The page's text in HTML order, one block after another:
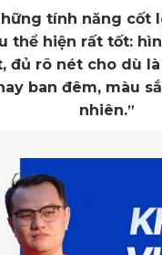
từng mm, có các
bảo không bị xê dịch
bảo vệ sàn xe toàn
thoải mái và an toàn
là dạng lục lăng đối
lựa chọn sản phẩm
chiếc xe MG7 2025.
Thảm lót sàn xe ô tô
cho người sử